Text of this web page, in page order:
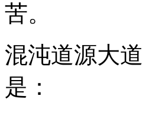
苦。
混沌道源大道
是：